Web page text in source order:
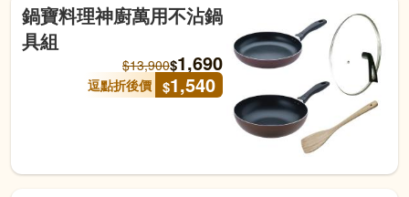
鍋寶料理神廚萬用不沾鍋
具組
$13,900$1,690
逗點折後價 $1,540